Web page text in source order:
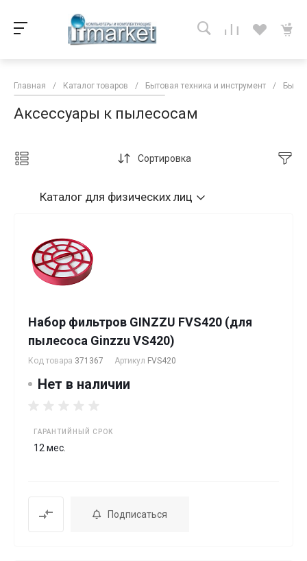
Главная / Каталог товаров / Бытовая техника и инструмент /
Аксессуары к пылесосам
Сортировка
Каталог для физических лиц
Набор фильтров GINZZU FVS420 (для
пылесоса Ginzzu VS420)
Код товара 371367 Артикул FVS420
Нет в наличии
ГАРАНТИЙНЫЙ СРОК
12 мес.
Подписаться